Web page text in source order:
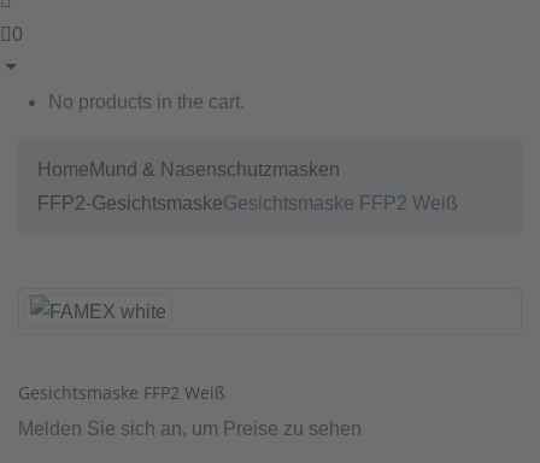
0
No products in the cart.
Home Mund & Nasenschutzmasken
FFP2-GesichtsmaskeGesichtsmaske FFP2 Weiß
Gesichtsmaske FFP2 Weiß
Melden Sie sich an, um Preise zu sehen